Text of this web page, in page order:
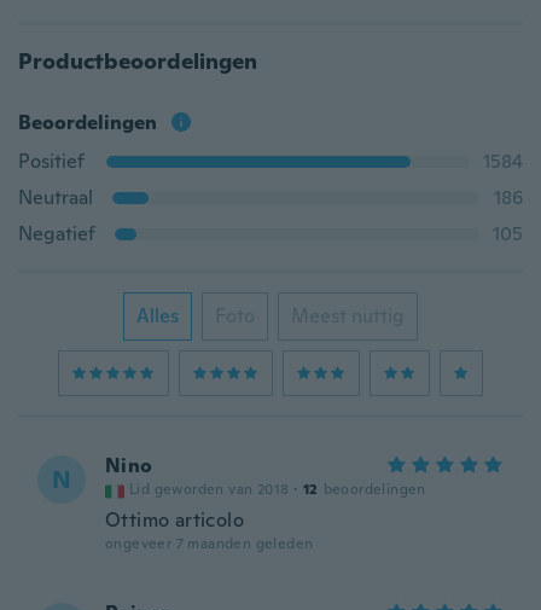
Productbeoordelingen
Beoordelingen
Positief
1584
Neutraal
186
Negatief
105
Alles Foto Meest nuttig
N Nino
Lid geworden van 2018 · 12 beoordelingen
Ottimo articolo
ongeveer 7 maanden geleden